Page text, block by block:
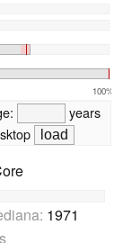
100%
years
1971